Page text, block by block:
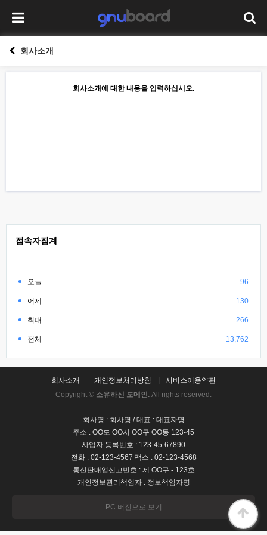
회사소개
회사소개에 대한 내용을 입력하십시오.
접속자집계
오늘 96
어제 130
최대 266
전체 13,762
회사소개 개인정보처리방침
서비스이용약관
Copyright © 소유하신 도메인. All rights reserved.
회사명 : 회사명 / 대표 : 대표자명
주소 : OO도 OO시 OO구 OO동 123-45
사업자 등록번호 : 123-45-67890
전화 : 02-123-4567 팩스 : 02-123-4568
통신판매업신고번호 : 제 OO구 - 123호
개인정보관리책임자 : 정보책임자명
PC 버전으로 보기